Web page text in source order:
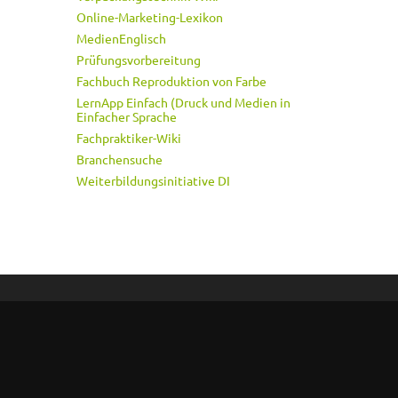
Online-Marketing-Lexikon
MedienEnglisch
Prüfungsvorbereitung
Fachbuch Reproduktion von Farbe
LernApp Einfach (Druck und Medien in
Einfacher Sprache
Fachpraktiker-Wiki
Branchensuche
Weiterbildungsinitiative DI